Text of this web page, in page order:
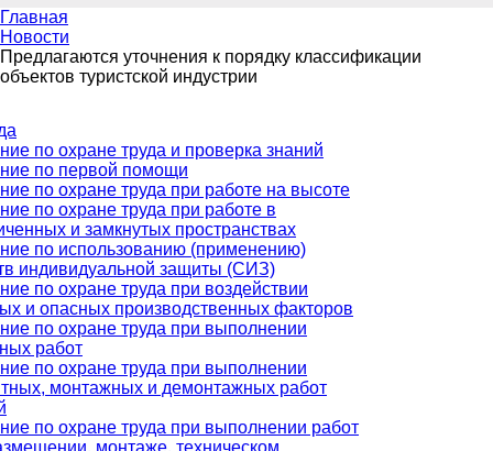
Главная
Новости
Предлагаются уточнения к порядку классификации
объектов туристской индустрии
по охране труда и проверка знаний
по первой помощи
по охране труда при работе на высоте
по охране труда при работе в
и замкнутых пространствах
по использованию (применению)
индивидуальной защиты (СИЗ)
по охране труда при воздействии
и опасных производственных факторов
по охране труда при выполнении
работ
по охране труда при выполнении
монтажных и демонтажных работ
по охране труда при выполнении работ
монтаже, техническом